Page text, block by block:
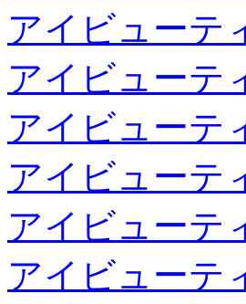
アイビューテ
アイビューテ
アイビューテ
アイビューテ
アイビューテ
アイビューテ